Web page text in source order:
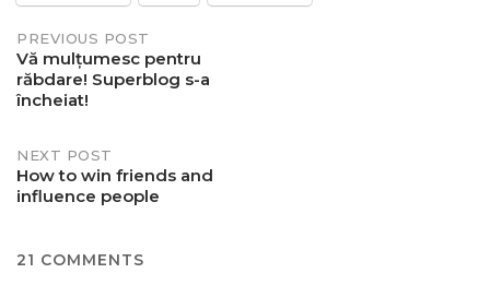
Post
navigation
PREVIOUS POST
Vă mulțumesc pentru
răbdare! Superblog s-a
încheiat!
NEXT POST
How to win friends and
influence people
21 COMMENTS